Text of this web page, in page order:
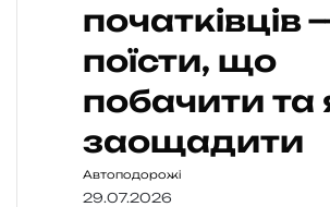
початківців
поїсти, що
побачити та
заощадити
Автоподорожі
29.07.2026